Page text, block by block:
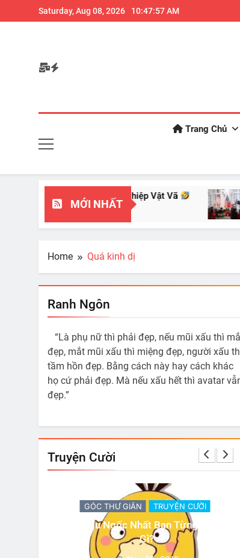
to
Saturday, Aug 08, 2026 10:47:58 AM
khi bạn thường xuyên ăn đêm
Trang Chủ
MỚI NHẤT
Nhìn Chuyên Nghiệp Vật Vã
Aug
Home Quá kinh dị
Ranh Ngôn
“Là phụ nữ thì phải đẹp, nếu mũi xấu thì
đẹp, mắt mũi xấu thì miệng đẹp, người xấu
tầm hồn đẹp. Bằng cách này hay cách khác
họ cứ phải đẹp. Mà nếu xấu hết thì avatar
đẹp.”
Truyện Cười
GÓC THƯ GIÃN TRUYỆN CƯỜI
Có 3 Sự Thật
Nov 20, 2018